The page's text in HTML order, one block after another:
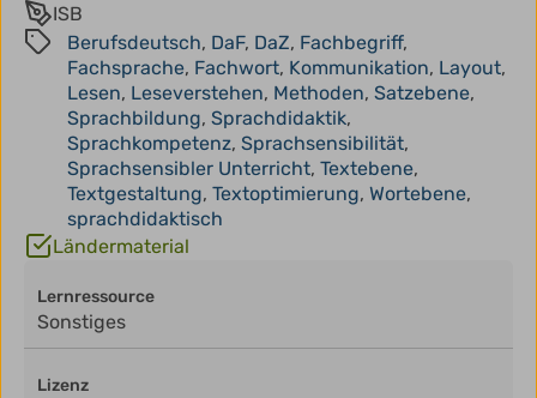
ISB
Berufsdeutsch, DaF, DaZ, Fachbegriff,
Fachsprache, Fachwort, Kommunikation, Layout,
Lesen, Leseverstehen, Methoden, Satzebene,
Sprachbildung, Sprachdidaktik,
Sprachkompetenz, Sprachsensibilität,
Sprachsensibler Unterricht, Textebene,
Textgestaltung, Textoptimierung, Wortebene,
sprachdidaktisch
Ländermaterial
Lernressource
Sonstiges
Lizenz